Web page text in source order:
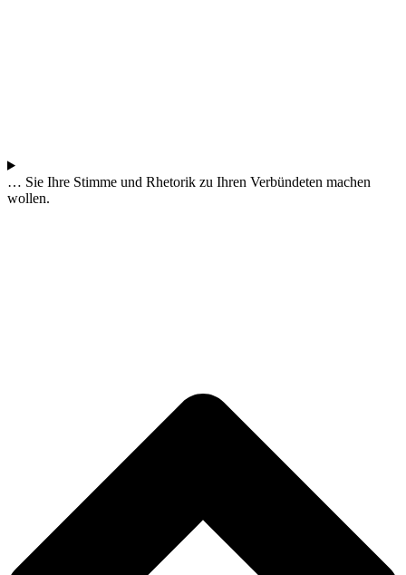
… Sie Ihre Stimme und Rhetorik zu Ihren Verbündeten machen
wollen.